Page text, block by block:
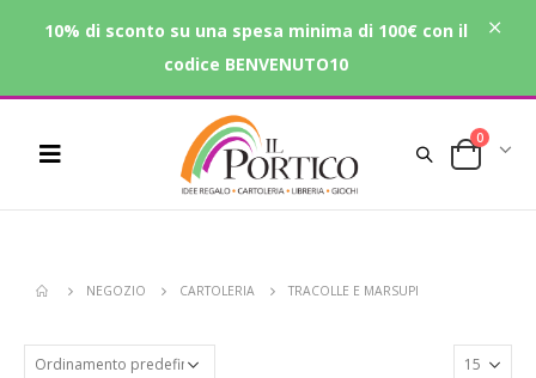
0
NEGOZIO CARTOLERIA TRACOLLE E MARSUPI
10% di sconto su una spesa minima di 100€ con il
codice BENVENUTO10